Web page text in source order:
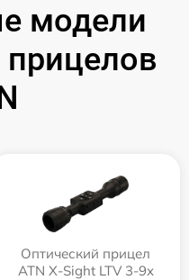
модели
Оптический прицел
ATN X-Sight LTV 3-9x